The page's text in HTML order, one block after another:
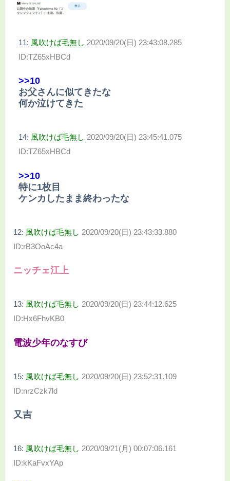
11: 風吹けば毛無し 2020/09/20(日) 23:43:08.285
ID:TZ65xHBCd
>>10
お父さんに似てきたな
何か泣けてきた
14: 風吹けば毛無し 2020/09/20(日) 23:45:41.075
ID:TZ65xHBCd
>>10
特に1枚目
ケンカしたまま終わったな
12: 風吹けば毛無し 2020/09/20(日) 23:43:33.880
ID:rB3OoAc4a
ニッチェ江上
13: 風吹けば毛無し 2020/09/20(日) 23:44:12.625
ID:Hx6FhvKB0
電波少年のなすび
15: 風吹けば毛無し 2020/09/20(日) 23:52:31.109
ID:nrzCzk7ld
又吉
16: 風吹けば毛無し 2020/09/21(月) 00:07:06.161
ID:kKaFvxYAp